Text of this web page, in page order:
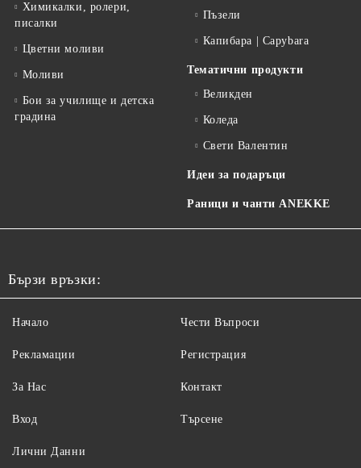
Химикалки, ролери,
писалки
Цветни моливи
Моливи
Бои за училище и детска
градина
Пъзели
Капибара | Capybara
Тематични продукти
Великден
Коледа
Свети Валентин
Идеи за подаръци
Раници и чанти ANEKKE
Бързи връзки:
Начало
Рекламации
За Нас
Вход
Чести Въпроси
Регистрация
Контакт
Търсене
Лични Данни